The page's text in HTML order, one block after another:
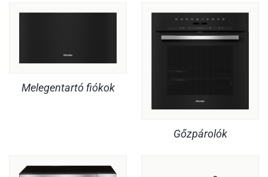
Melegentartó fiókok
Gőzpárolók